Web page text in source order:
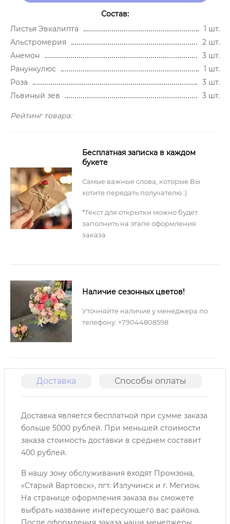
Состав:
Листья Эвкалипта
1 шт.
Альстромерия
2 шт.
Анемон
3 шт.
Ранункулюс
1 шт.
Роза
3 шт.
Львиный зев
3 шт.
Рейтинг товара:
Бесплатная записка в каждом
букете
Самые важные слова, которые Вы
хотите передать получателю :)
*Текст для открытки можно будет
заполнить на этапе оформления
заказа
Наличие сезонных цветов!
Уточняйте наличие у менеджера по
телефону: +79044808598
Доставка Способы оплаты
Доставка является бесплатной при сумме заказа
больше 5000 рублей. При меньшей стоимости
заказа стоимость доставки в среднем составит
400 рублей.
В нашу зону обслуживания входят Промзона,
«Старый Вартовск», пгт. Излучинск и г. Мегион.
На странице оформления заказа вы сможете
выбрать название интересующего вас района.